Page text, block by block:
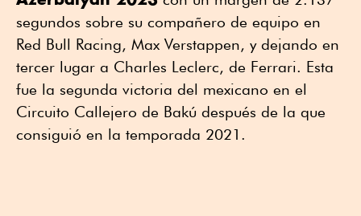
segundos sobre su compañero de equipo en
Red Bull Racing, Max Verstappen, y dejando en
tercer lugar a Charles Leclerc, de Ferrari. Esta
fue la segunda victoria del mexicano en el
Circuito Callejero de Bakú después de la que
consiguió en la temporada 2021.